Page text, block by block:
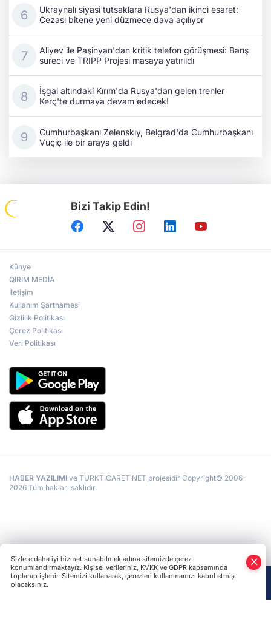
Ukraynalı siyasi tutsaklara Rusya'dan ikinci esaret:
Cezası bitene yeni düzmece dava açılıyor
Aliyev ile Paşinyan'dan kritik telefon görüşmesi: Barış
süreci ve TRIPP Projesi masaya yatırıldı
İşgal altındaki Kırım'da Rusya'dan gelen trenler
Kerç'te durmaya devam edecek!
Cumhurbaşkanı Zelenskıy, Belgrad'da Cumhurbaşkanı
Vuçiç ile bir araya geldi
Bizi Takip Edin!
Künye
QIRIM MEDİA
İletişim
Kullanım Şartnamesi
Gizlilik Politikası
Çerez Politikası
Veri Politikası
HABER YAZILIMI ve TURKTICARET.NET projesidir Copyright© 2006-
2026 Tüm hakları saklıdır.
Sizlere daha iyi hizmet sunabilmek adına sitemizde çerez
konumlandırmaktayız. Kişisel verileriniz, KVKK ve GDPR kapsamında
toplanıp işlenir. Sitemizi kullanarak, çerezleri kullanmamızı kabul etmiş
olacaksınız.